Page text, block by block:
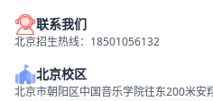
联系我们
北京招生热线：18501056132
北京校区
北京市朝阳区中国音乐学院往东200米安